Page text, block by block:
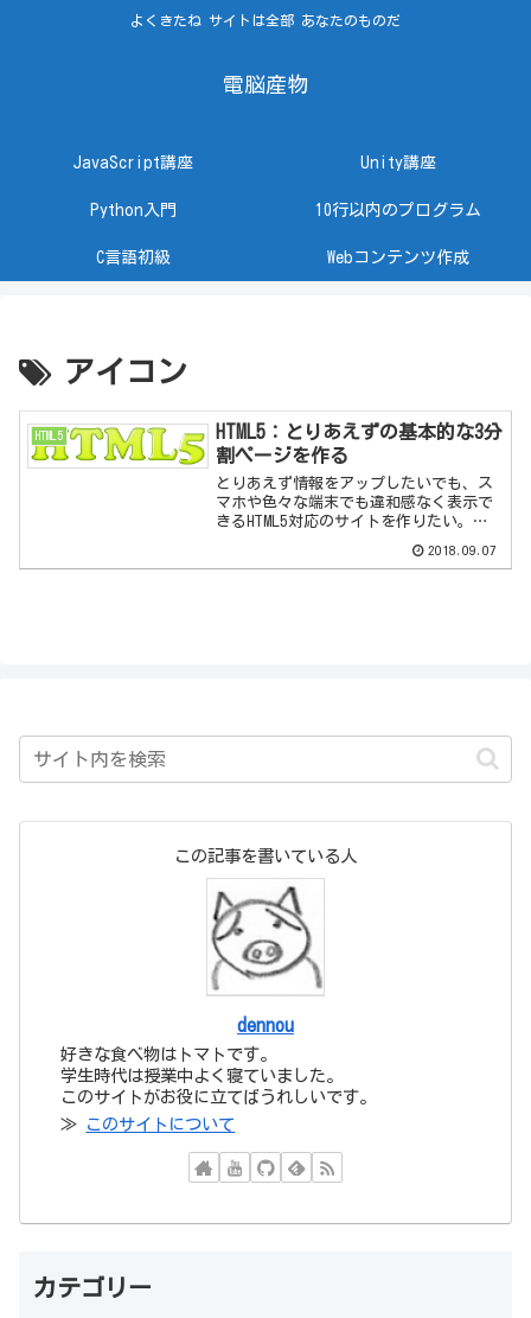
よくきたね サイトは全部 あなたのものだ
電脳産物
JavaScript講座 Unity講座
Python入門 10行以内のプログラム
C言語初級 Webコンテンツ作成
アイコン
HTML5
HTML5：とりあえずの基本的な3分
割ページを作る
とりあえず情報をアップしたいでも、ス
マホや色々な端末でも違和感なく表示で
きるHTML5対応のサイトを作りたい。
ページに必要な基本的な3分割レイアウト
2018.09.07
この記事を書いている人
dennou
好きな食べ物はトマトです。
学生時代は授業中よく寝ていました。
このサイトがお役に立てばうれしいです。
≫ このサイトについて
カテゴリー